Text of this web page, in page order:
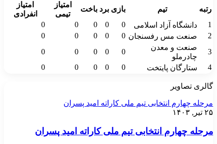
رتبه
تیم بازی برد باخت
امتیاز
تیمی
امتیاز
انفرادی
1
دانشگاه آزاد اسلامی 0
0
0
0
0
2
صنعت مس رفسنجان 0
0
0
0
0
3
صنعت و معدن
چادرملو
0
0
0
0
0
4
ستارگان پایتخت 0
0
0
0
0
گالری تصاویر
مرحله چهارم انتخابی تیم ملی کاراته امید پسران
۲۵ تیر, ۱۴۰۳
مرحله چهارم انتخابی تیم ملی کاراته امید پسران